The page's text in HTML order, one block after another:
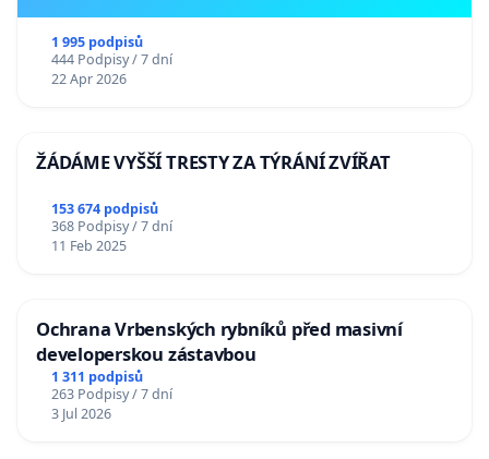
1 995 podpisů
444 Podpisy / 7 dní
22 Apr 2026
ŽÁDÁME VYŠŠÍ TRESTY ZA TÝRÁNÍ ZVÍŘAT
153 674 podpisů
368 Podpisy / 7 dní
11 Feb 2025
Ochrana Vrbenských rybníků před masivní
developerskou zástavbou
1 311 podpisů
263 Podpisy / 7 dní
3 Jul 2026